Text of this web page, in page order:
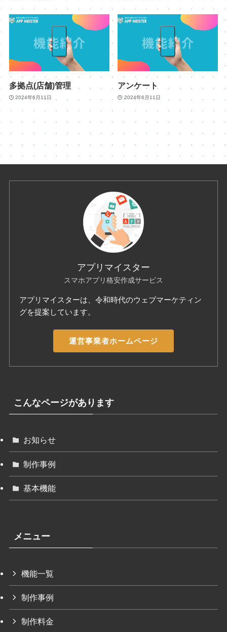
多拠点(店舗)管理
2024年6月11日
アンケート
2024年6月11日
アプリマイスター
スマホアプリ格安作成サービス
アプリマイスターは、令和時代のウェブマーケティン
グを提案しています。
運営事業者ホームページ
こんなページがあります
お知らせ
制作事例
基本機能
メニュー
機能一覧
制作事例
制作料金